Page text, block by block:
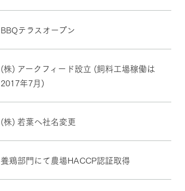
BBQテラスオープン
(株) アークフィード設立 (飼料工場稼働は
2017年7月)
(株) 若葉へ社名変更
養鶏部門にて農場HACCP認証取得